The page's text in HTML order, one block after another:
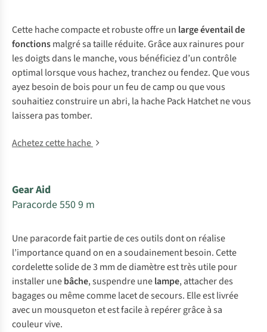
Cette hache compacte et robuste offre un large éventail de
fonctionsmalgré sa taille réduite. Grâce aux rainures pour
les doigts dans le manche, vous bénéficiez d’un contrôle
optimal lorsque vous hachez, tranchez ou fendez. Que vous
ayez besoin de bois pour un feu de camp ou que vous
souhaitiez construire un abri, la hache Pack Hatchet ne vous
laissera pas tomber.
Achetez cette hache
Gear Aid
Paracorde 550 9 m
Une paracorde fait partie de ces outils dont on réalise
l’importance quand on en a soudainement besoin. Cette
cordelette solide de 3 mm de diamètre est très utile pour
installer unebâche, suspendre unelampe, attacher des
bagages ou même comme lacet de secours. Elle est livrée
avec un mousqueton et est facile à repérer grâce à sa
couleur vive.